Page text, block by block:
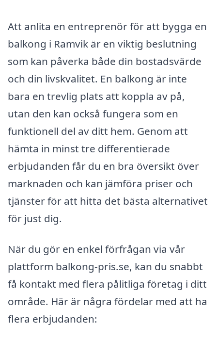
Att anlita en entreprenör för att bygga en
balkong i Ramvik är en viktig beslutning
som kan påverka både din bostadsvärde
och din livskvalitet. En balkong är inte
bara en trevlig plats att koppla av på,
utan den kan också fungera som en
funktionell del av ditt hem. Genom att
hämta in minst tre differentierade
erbjudanden får du en bra översikt över
marknaden och kan jämföra priser och
tjänster för att hitta det bästa alternativet
för just dig.
När du gör en enkel förfrågan via vår
plattform balkong-pris.se, kan du snabbt
få kontakt med flera pålitliga företag i ditt
område. Här är några fördelar med att ha
flera erbjudanden: